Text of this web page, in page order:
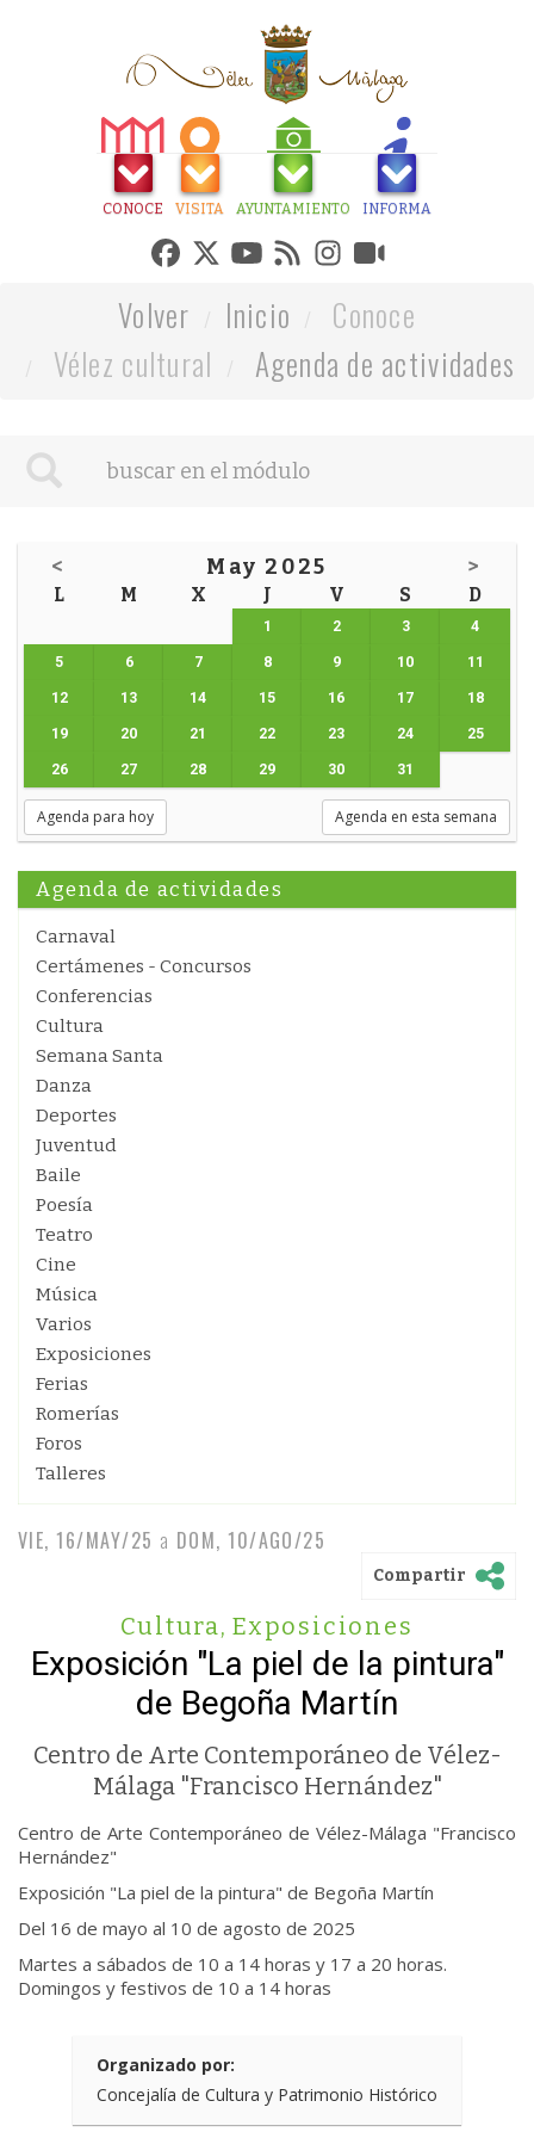
CONOCE VISITA AYUNTAMIENTO INFORMA
Volver Inicio
Conoce
Vélez cultural
Agenda de actividades
< May 2025 >
L M X J V S D
1 2 3 4
5 6 7 8 9 10 11
12 13 14 15 16 17 18
19 20 21 22 23 24 25
26 27 28 29 30 31
Agenda para hoy Agenda en esta semana
Agenda de actividades
Carnaval
Certámenes - Concursos
Conferencias
Cultura
Semana Santa
Danza
Deportes
Juventud
Baile
Poesía
Teatro
Cine
Música
Varios
Exposiciones
Ferias
Romerías
Foros
Talleres
VIE, 16/MAY/25 a DOM, 10/AGO/25
Compartir
Cultura, Exposiciones
Exposición "La piel de la pintura"
de Begoña Martín
Centro de Arte Contemporáneo de Vélez-
Málaga "Francisco Hernández"
Centro de Arte Contemporáneo de Vélez-Málaga "Francisco
Hernández"
Exposición "La piel de la pintura" de Begoña Martín
Del 16 de mayo al 10 de agosto de 2025
Martes a sábados de 10 a 14 horas y 17 a 20 horas.
Domingos y festivos de 10 a 14 horas
Organizado por:
Concejalía de Cultura y Patrimonio Histórico